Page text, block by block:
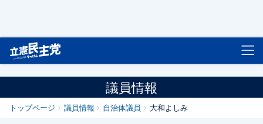
議員情報
トップページ 議員情報 自治体議員 大和よしみ